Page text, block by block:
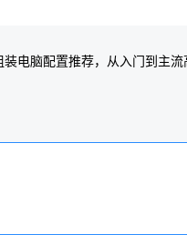
TT 金刚mini机
（装机+系统+
2025/12/10 每
装电脑配置推荐，从入门到主